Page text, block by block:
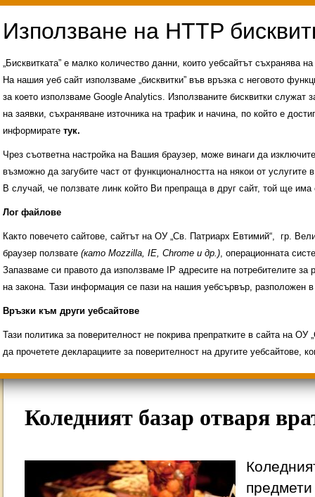
Свободни места за ученици
ИНОВАЦИЯ 2026
Олимпиади 2025/2026
Коледният базар отваря
„Бисквитката” е малко количество данни, които уебсайтът съхранява
На нашия уеб сайт използваме „бисквитки” във връзка с неговото
за което използваме Google Analytics. Използваните бисквитки служат
на заявки, съхраняване източника на трафик и начина, по който е
информирате тук.
Чрез съответна настройка на Вашия браузер, може винаги да
възможно да загубите част от функционалността на някои от услугите
В случай, че ползвате линк който Ви препраща в друг сайт, той ще има
Лог файлове
Както повечето сайтове, сайтът на ОУ „Св. Патриарх Евтимий“, гр.
браузер ползвате (като Mozzilla, IE, Chrome и др.), операционната
Запазваме си правото да използваме IP адресите на потребителите
на закона. Тази информация се пази на нашия уебсървър,
Връзки към други уебсайтове
Тази политика за поверителност не покрива препратките в сайта на
да прочетете декларациите за поверителност на другите уебсайтове,